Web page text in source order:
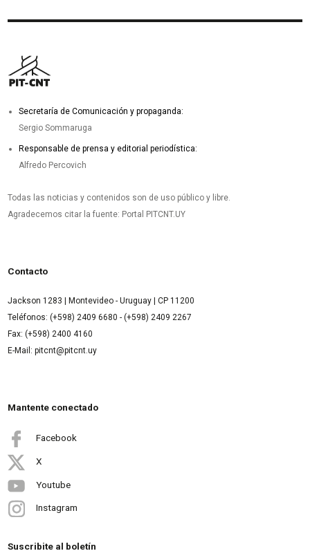
Secretaría de Comunicación y propaganda:
Sergio Sommaruga
Responsable de prensa y editorial periodística:
Alfredo Percovich
Todas las noticias y contenidos son de uso público y libre.
Agradecemos citar la fuente: Portal PITCNT.UY
Contacto
Jackson 1283 | Montevideo - Uruguay | CP 11200
Teléfonos: (+598) 2409 6680 - (+598) 2409 2267
Fax: (+598) 2400 4160
E-Mail: pitcnt@pitcnt.uy
Mantente conectado
Facebook
X
Youtube
Instagram
Suscribite al boletín